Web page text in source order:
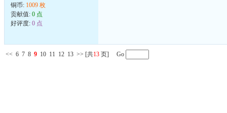
铜币: 1009 枚
贡献值: 0 点
好评度: 0 点
<< 6 7 8 9 10 11 12 13 >> [共13 页] Go